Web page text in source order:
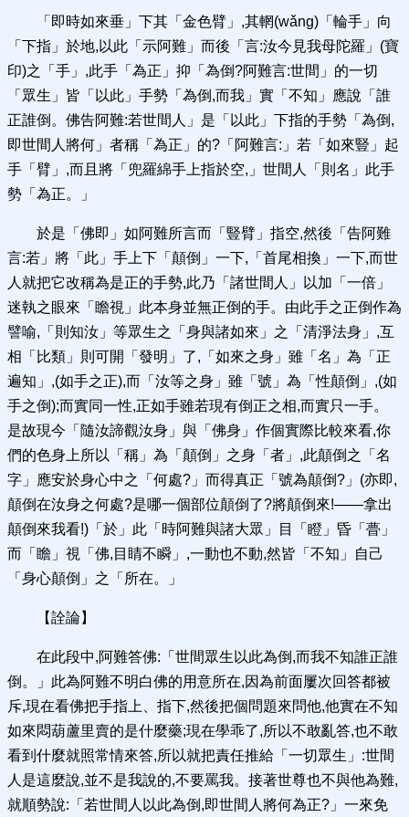
「即時如來垂」下其「金色臂」,其輞(wǎng)「輪手」向
「下指」於地,以此「示阿難」而後「言:汝今見我母陀羅」(寶
印)之「手」,此手「為正」抑「為倒?阿難言:世間」的一切
「眾生」皆「以此」手勢「為倒,而我」實「不知」應說「誰
正誰倒。佛告阿難:若世間人」是「以此」下指的手勢「為倒,
即世間人將何」者稱「為正」的?「阿難言:」若「如來豎」起
手「臂」,而且將「兜羅綿手上指於空,」世間人「則名」此手
勢「為正。」
於是「佛即」如阿難所言而「豎臂」指空,然後「告阿難
言:若」將「此」手上下「顛倒」一下,「首尾相換」一下,而世
人就把它改稱為是正的手勢,此乃「諸世間人」以加「一倍」
迷執之眼來「瞻視」此本身並無正倒的手。由此手之正倒作為
譬喻,「則知汝」等眾生之「身與諸如來」之「清淨法身」,互
相「比類」則可開「發明」了,「如來之身」雖「名」為「正
遍知」,(如手之正),而「汝等之身」雖「號」為「性顛倒」,(如
手之倒);而實同一性,正如手雖若現有倒正之相,而實只一手。
是故現今「隨汝諦觀汝身」與「佛身」作個實際比較來看,你
們的色身上所以「稱」為「顛倒」之身「者」,此顛倒之「名
字」應安於身心中之「何處?」而得真正「號為顛倒?」(亦即,
顛倒在汝身之何處?是哪一個部位顛倒了?將顛倒來!——拿出
顛倒來我看!)「於」此「時阿難與諸大眾」目「瞪」昏「瞢」
而「瞻」視「佛,目睛不瞬」,一動也不動,然皆「不知」自己
「身心顛倒」之「所在。」
【詮論】
在此段中,阿難答佛:「世間眾生以此為倒,而我不知誰正誰
倒。」此為阿難不明白佛的用意所在,因為前面屢次回答都被
斥,現在看佛把手指上、指下,然後把個問題來問他,他實在不知
如來悶葫蘆里賣的是什麼藥;現在學乖了,所以不敢亂答,也不敢
看到什麼就照常情來答,所以就把責任推給「一切眾生」:世間
人是這麼說,並不是我說的,不要罵我。接著世尊也不與他為難,
就順勢說:「若世間人以此為倒,即世間人將何為正?」一來免